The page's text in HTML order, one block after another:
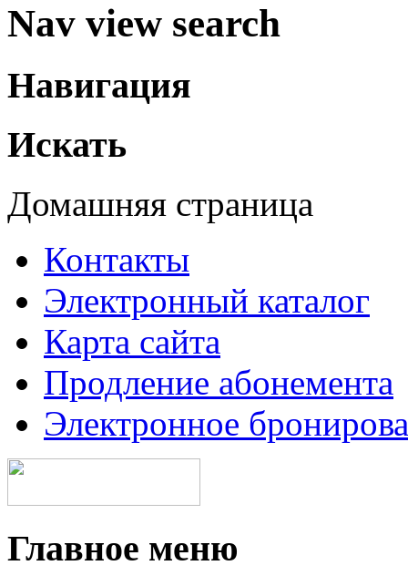
Nav view search
Навигация
Искать
Домашняя страница
Контакты
Электронный каталог
Карта сайта
Продление абонемента
Электронное
Главное меню